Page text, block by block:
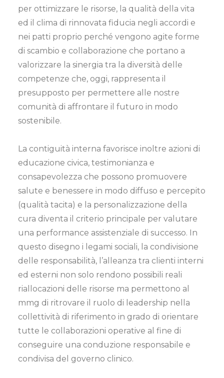
per ottimizzare le risorse, la qualità della vita
ed il clima di rinnovata fiducia negli accordi e
nei patti proprio perché vengono agite forme
di scambio e collaborazione che portano a
valorizzare la sinergia tra la diversità delle
competenze che, oggi, rappresenta il
presupposto per permettere alle nostre
comunità di affrontare il futuro in modo
sostenibile.
La contiguità interna favorisce inoltre azioni di
educazione civica, testimonianza e
consapevolezza che possono promuovere
salute e benessere in modo diffuso e percepito
(qualità tacita) e la personalizzazione della
cura diventa il criterio principale per valutare
una performance assistenziale di successo. In
questo disegno i legami sociali, la condivisione
delle responsabilità, l’alleanza tra clienti interni
ed esterni non solo rendono possibili reali
riallocazioni delle risorse ma permettono al
mmg di ritrovare il ruolo di leadership nella
collettività di riferimento in grado di orientare
tutte le collaborazioni operative al fine di
conseguire una conduzione responsabile e
condivisa del governo clinico.